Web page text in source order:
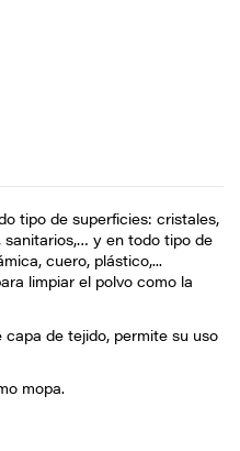
tipo de superficies: cristales,
sanitarios,… y en todo tipo de
cuero, plástico,...
limpiar el polvo como la
de tejido, permite su uso
mopa.